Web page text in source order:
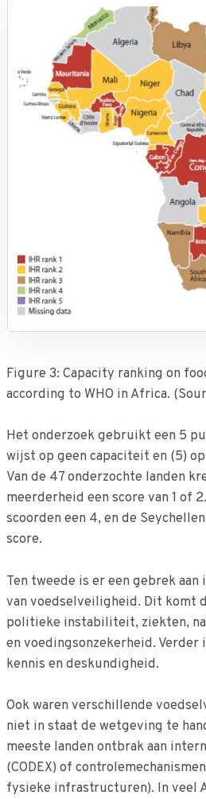
Figure 3: Capacity ranking on
according to WHO in Africa.
Het onderzoek gebruikt een 5
wijst op geen capaciteit en (5)
Van de 47 onderzochte landen
meerderheid een score van 1 of
scoorden een 4, en de
score.
Ten tweede is er een gebrek
van voedselveiligheid. Dit komt
politieke instabiliteit, ziekten,
en voedingsonzekerheid. Verder
kennis en deskundigheid.
Ook waren verschillende
niet in staat de wetgeving te
meeste landen ontbrak aan
(CODEX) of
fysieke infrastructuren). In veel